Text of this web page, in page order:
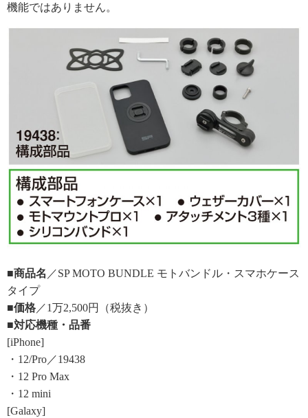
機能ではありません。
■商品名 ／SP MOTO BUNDLE モトバンドル・スマホケース
タイプ
■価格 ／1万2,500円（税抜き）
■対応機種・品番
[iPhone]
・12/Pro／19438
・12 Pro Max
・12 mini
[Galaxy]